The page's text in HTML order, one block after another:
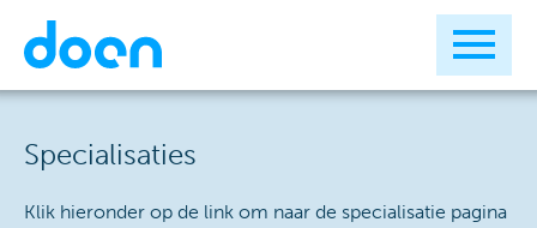
Specialisaties
Klik hieronder op de link om naar de specialisatie pagina